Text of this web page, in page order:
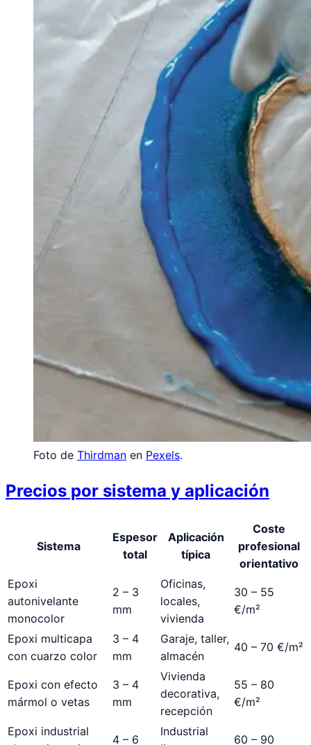
Foto de Thirdman en Pexels.
Precios por sistema y aplicación
Sistema
Espesor
total
Aplicación
típica
Coste
profesional
orientativo
Epoxi
autonivelante
monocolor
2 – 3
mm
Oficinas,
locales,
vivienda
30 – 55
€/m²
Epoxi multicapa
con cuarzo color
3 – 4
mm
Garaje, taller,
almacén
40 – 70 €/m²
Epoxi con efecto
mármol o vetas
3 – 4
mm
Vivienda
decorativa,
recepción
55 – 80
€/m²
Epoxi industrial
4 – 6
Industrial
60 – 90